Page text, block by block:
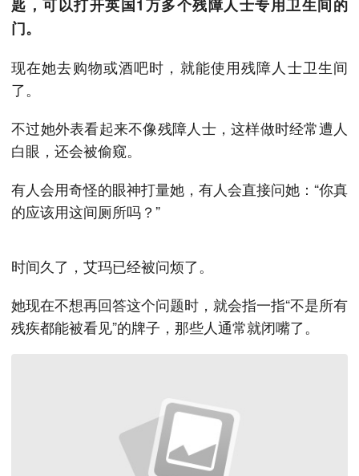
匙，可以打开英国1万多个残障人士专用卫生间的
门。
现在她去购物或酒吧时，就能使用残障人士卫生间
了。
不过她外表看起来不像残障人士，这样做时经常遭人
白眼，还会被偷窥。
有人会用奇怪的眼神打量她，有人会直接问她：“你真
的应该用这间厕所吗？”
时间久了，艾玛已经被问烦了。
她现在不想再回答这个问题时，就会指一指“不是所有
残疾都能被看见”的牌子，那些人通常就闭嘴了。